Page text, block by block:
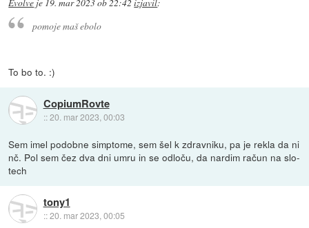
Evolve je 19. mar 2023 ob 22:42 izjavil:
pomoje maš ebolo
To bo to. :)
CopiumRovte
::20. mar 2023, 00:03
Sem imel podobne simptome, sem šel k zdravniku, pa je rekla da ni
nč. Pol sem čez dva dni umru in se odloču, da nardim račun na slo-
tech
tony1
::20. mar 2023, 00:05